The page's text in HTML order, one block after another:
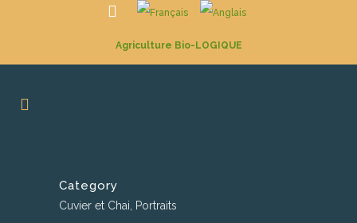
Agriculture Bio-LOGIQUE
Category
Cuvier et Chai, Portraits